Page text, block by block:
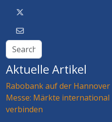
Aktuelle Artikel
Rabobank auf der Hannover
Messe: Märkte international
verbinden